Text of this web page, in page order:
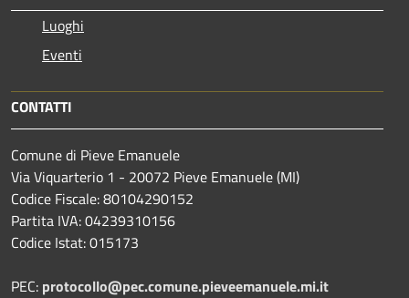
Luoghi
Eventi
CONTATTI
Comune di Pieve Emanuele
Via Viquarterio 1 - 20072 Pieve Emanuele (MI)
Codice Fiscale: 80104290152
Partita IVA: 04239310156
Codice Istat: 015173
PEC: protocollo@pec.comune.pieveemanuele.mi.it